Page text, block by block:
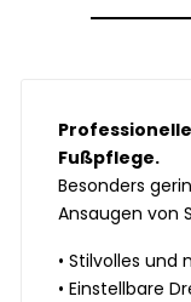
Fußpflege.
Besonders
Ansaugen von
• Stilvolles und
• Einstellbare